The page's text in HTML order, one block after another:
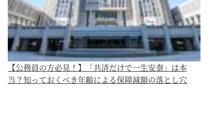
【公務員の方必見！】「共済だけで一生安泰」は本
当？知っておくべき年齢による保障減額の落とし穴